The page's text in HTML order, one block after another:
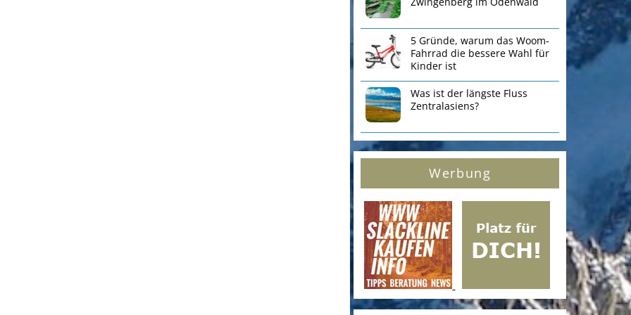
5 Gründe, warum das Woom-
Fahrrad die bessere Wahl für
Kinder ist
Was ist der längste Fluss
Zentralasiens?
Werbung